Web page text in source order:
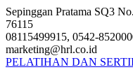
Skip
to
content
Sepinggan Pratama SQ3
76115
08115499915, 0542-
marketing@hrl.co.id
PELATIHAN DAN